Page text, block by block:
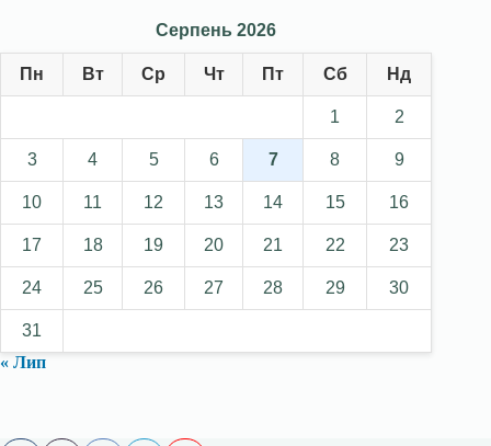
Серпень 2026
Пн Вт Ср Чт Пт Сб Нд
1 2
3 4 5 6 7 8 9
10 11 12 13 14 15 16
17 18 19 20 21 22 23
24 25 26 27 28 29 30
31
« Лип